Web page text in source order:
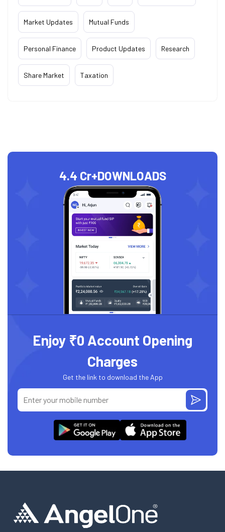
Market Updates Mutual Funds
Personal Finance Product Updates Research
Share Market Taxation
4.4 Cr+DOWNLOADS
Enjoy ₹0 Account Opening
Charges
Get the link to download the App